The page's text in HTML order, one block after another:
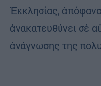
Ἐκκλησίας,
ἀνακατευθύνει σέ
ἀνάγνωσης τῆς